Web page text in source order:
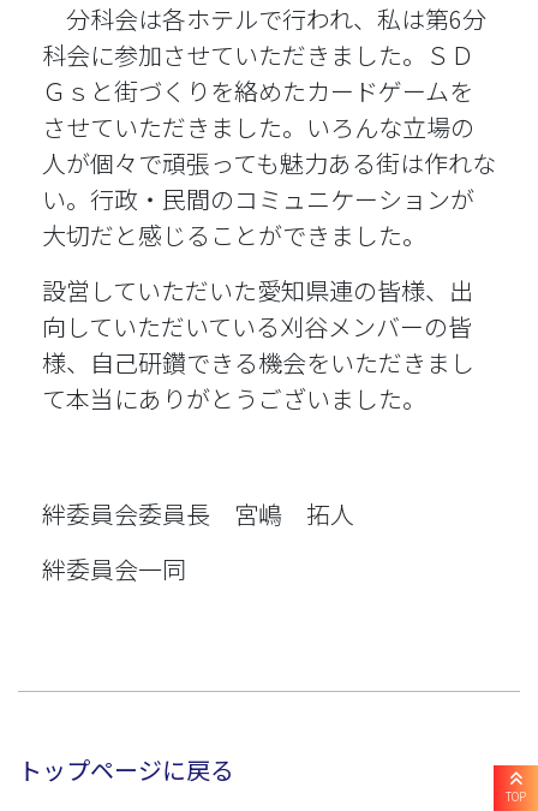
分科会は各ホテルで行われ、私は第6分
科会に参加させていただきました。ＳＤ
Ｇｓと街づくりを絡めたカードゲームを
させていただきました。いろんな立場の
人が個々で頑張っても魅力ある街は作れな
い。行政・民間のコミュニケーションが
大切だと感じることができました。
設営していただいた愛知県連の皆様、出
向していただいている刈谷メンバーの皆
様、自己研鑽できる機会をいただきまし
て本当にありがとうございました。
絆委員会委員長 宮嶋 拓人
絆委員会一同
トップページに戻る
TOP